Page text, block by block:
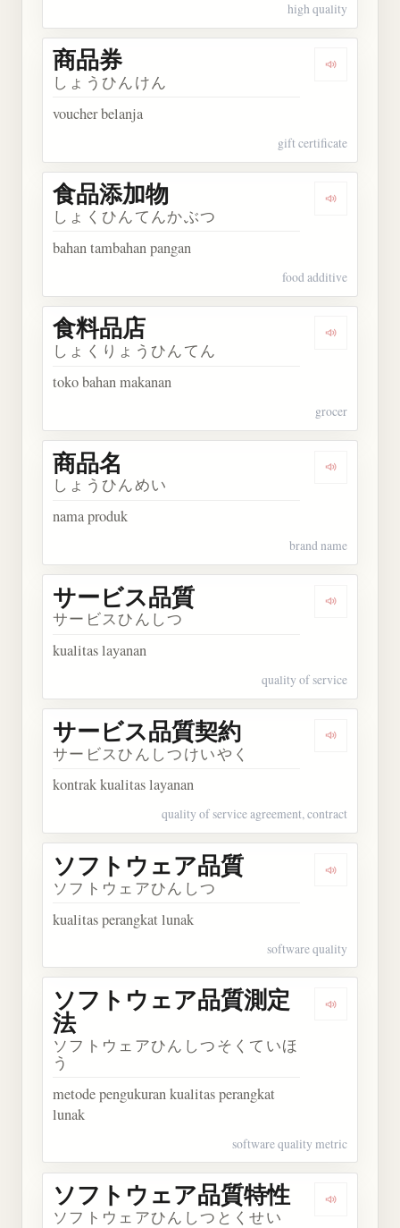
high quality
Dengarkan
商品券
しょうひんけん
voucher belanja
gift certificate
Dengarkan
食品添加物
しょくひんてんかぶつ
bahan tambahan pangan
food additive
Dengarkan
食料品店
しょくりょうひんてん
toko bahan makanan
grocer
Dengarkan
商品名
しょうひんめい
nama produk
brand name
Dengarkan
サービス品質
サービスひんしつ
kualitas layanan
quality of service
Dengarkan
サービス品質契約
サービスひんしつけいやく
kontrak kualitas layanan
quality of service agreement, contract
Dengarkan
ソフトウェア品質
ソフトウェアひんしつ
kualitas perangkat lunak
software quality
Dengarkan
ソフトウェア品質測定
法
ソフトウェアひんしつそくていほ
う
metode pengukuran kualitas perangkat
lunak
software quality metric
Dengarkan
ソフトウェア品質特性
ソフトウェアひんしつとくせい